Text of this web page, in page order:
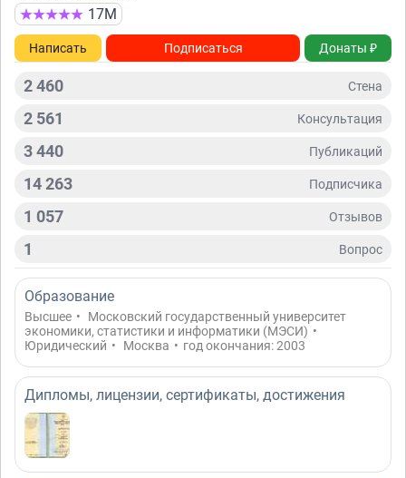
17М
Написать Подписаться Донаты ₽
2 460 Стена
2 561 Консультация
3 440 Публикаций
14 263 Подписчикa
1 057 Отзывов
1 Вопрос
Образование
Высшее •
Московский государственный университет
экономики, статистики и информатики (МЭСИ) •
Юридический • Москва • год окончания: 2003
Дипломы, лицензии, сертификаты, достижения